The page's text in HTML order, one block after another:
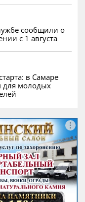
сообщили о
с 1 августа
в Самаре
для молодых